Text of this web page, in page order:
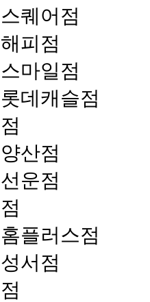
퀘어점
피점
마일점
데캐슬점
산점
운점
플러스점
서점